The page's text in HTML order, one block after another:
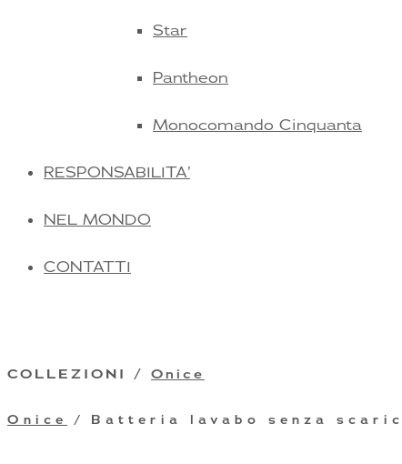
Star
Pantheon
Monocomando Cinquanta
RESPONSABILITA’
NEL MONDO
CONTATTI
COLLEZIONI / Onice
Onice / Batteria lavabo senza